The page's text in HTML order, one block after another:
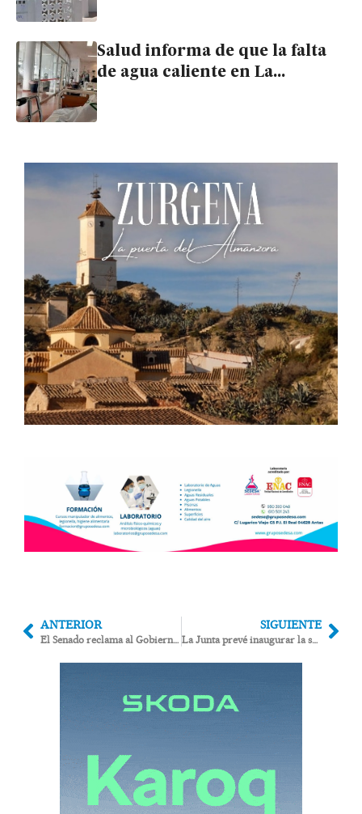
Salud informa de que la falta
de agua caliente en La
ANTERIOR
El Senado reclama al Gobierno la limpieza de Palomares con el voto en contra del PSOE
SIGUIENTE
La Junta prevé inaugurar la segunda fase de la variante de Mojácar el 27 de marzo